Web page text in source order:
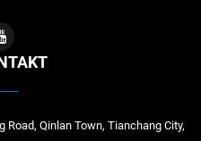
Qinlan Town, Tianchang City,